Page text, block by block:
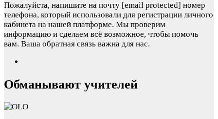
Пожалуйста, напишите на почту [email protected] номер
телефона, который использовали для регистрации личного
кабинета на нашей платформе. Мы проверим
информацию и сделаем всё возможное, чтобы помочь
вам. Ваша обратная связь важна для нас.
Обманывают учителей